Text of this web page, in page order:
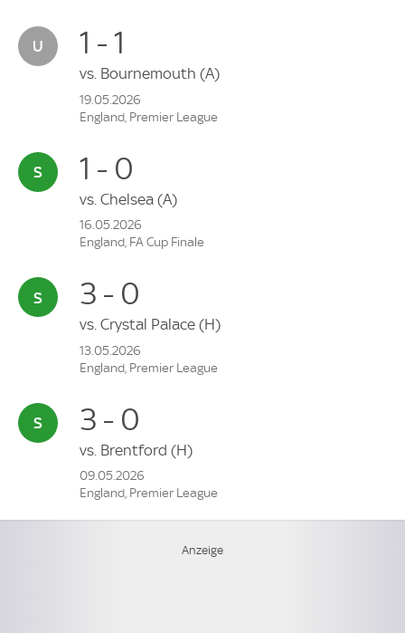
1 - 1
vs. Bournemouth (A)
19.05.2026
England, Premier League
1 - 0
vs. Chelsea (A)
16.05.2026
England, FA Cup Finale
3 - 0
vs. Crystal Palace (H)
13.05.2026
England, Premier League
3 - 0
vs. Brentford (H)
09.05.2026
England, Premier League